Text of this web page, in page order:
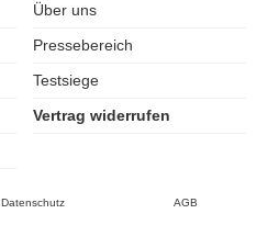
Über uns
Pressebereich
Testsiege
Vertrag widerrufen
Datenschutz AGB